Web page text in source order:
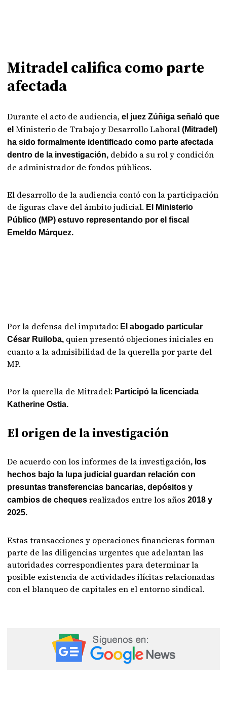
Mitradel califica como parte
afectada
Durante el acto de audiencia, el juez Zúñiga señaló que
el Ministerio de Trabajo y Desarrollo Laboral(Mitradel)
ha sido formalmente identificado como parte afectada
dentro de la investigación, debido a su rol y condición
de administrador de fondos públicos.
El desarrollo de la audiencia contó con la participación
de figuras clave del ámbito judicial. El Ministerio
Público (MP) estuvo representando por el fiscal
Emeldo Márquez.
Por la defensa del imputado: El abogado particular
César Ruiloba, quien presentó objeciones iniciales en
cuanto a la admisibilidad de la querella por parte del
MP.
Por la querella de Mitradel: Participó la licenciada
Katherine Ostia.
El origen de la investigación
De acuerdo con los informes de la investigación, los
hechos bajo la lupa judicial guardan relación con
presuntas transferencias bancarias, depósitos y
cambios de chequesrealizados entre los años2018 y
2025.
Estas transacciones y operaciones financieras forman
parte de las diligencias urgentes que adelantan las
autoridades correspondientes para determinar la
posible existencia de actividades ilícitas relacionadas
con el blanqueo de capitales en el entorno sindical.